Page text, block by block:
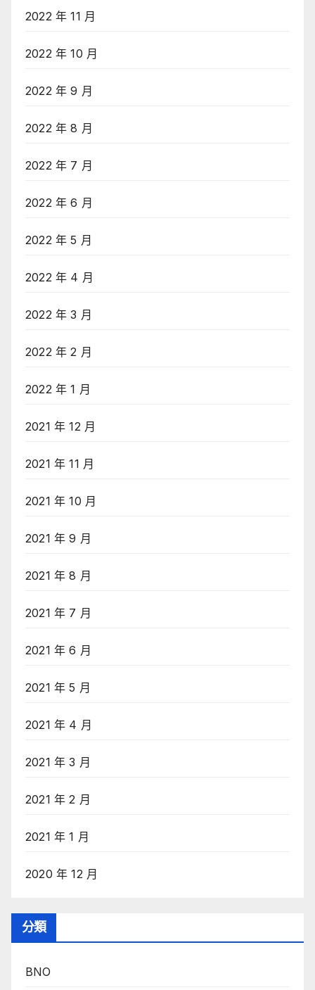
2022 年 11 月
2022 年 10 月
2022 年 9 月
2022 年 8 月
2022 年 7 月
2022 年 6 月
2022 年 5 月
2022 年 4 月
2022 年 3 月
2022 年 2 月
2022 年 1 月
2021 年 12 月
2021 年 11 月
2021 年 10 月
2021 年 9 月
2021 年 8 月
2021 年 7 月
2021 年 6 月
2021 年 5 月
2021 年 4 月
2021 年 3 月
2021 年 2 月
2021 年 1 月
2020 年 12 月
分類
BNO